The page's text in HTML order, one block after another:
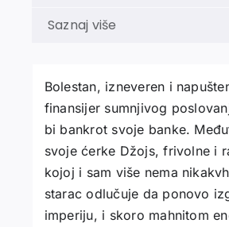
Saznaj više
Bolestan, izneveren i
finansijer sumnjivog
bi bankrot svoje banke.
svoje ćerke Džojs, frivolne i
kojoj i sam više nema
starac odlučuje da ponovo
imperiju, i skoro mahnitom